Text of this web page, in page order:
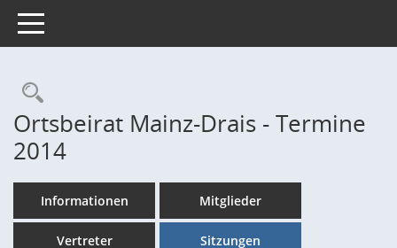
Toggle navigation
Rechercheauswahl
Ortsbeirat Mainz-Drais - Termine
2014
Informationen Mitglieder
Vertreter Sitzungen